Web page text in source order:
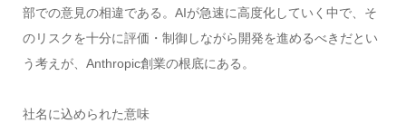
部での意見の相違である。AIが急速に高度化していく中で、そ
のリスクを十分に評価・制御しながら開発を進めるべきだとい
う考えが、Anthropic創業の根底にある。
社名に込められた意味